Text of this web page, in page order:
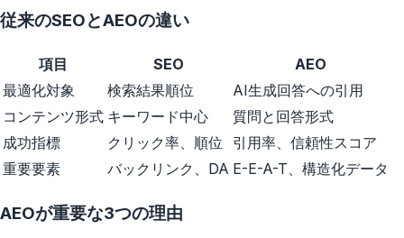
従来のSEOとAEOの違い
項目 SEO
AEO
最適化対象
検索結果順位
AI生成回答への引用
コンテンツ形式 キーワード中心
質問と回答形式
成功指標
クリック率、順位
引用率、信頼性スコア
重要要素
バックリンク、DA E-E-A-T、構造化データ
AEOが重要な3つの理由